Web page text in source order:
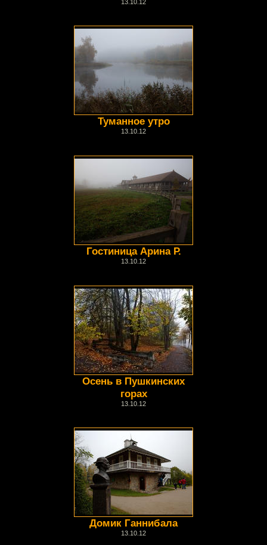
13.10.12
Туманное утро
13.10.12
Гостиница Арина Р.
13.10.12
Осень в Пушкинских
горах
13.10.12
Домик Ганнибала
13.10.12